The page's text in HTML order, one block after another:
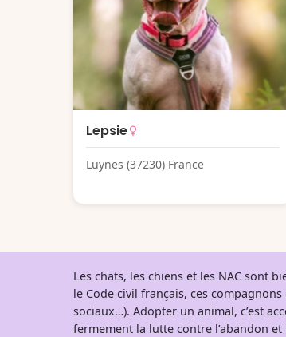
Lepsie
Luynes (37230) France
Les chats, les chiens et les NAC sont
le Code civil français, ces
sociaux…). Adopter un animal, c’est
fermement la lutte contre l’abandon